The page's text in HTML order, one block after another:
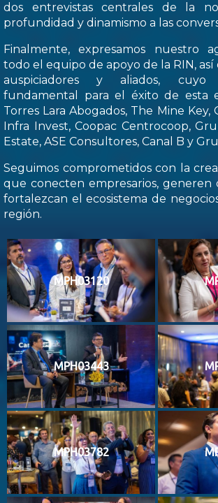
dos entrevistas centrales de la
profundidad y dinamismo a las
Finalmente, expresamos nuestro
todo el equipo de apoyo de la RIN,
auspiciadores y aliados,
fundamental para el éxito de esta
Torres Lara Abogados, The Mine Key,
Infra Invest, Coopac Centrocoop,
Estate, ASE Consultores, Canal B y
Seguimos comprometidos con la
que conecten empresarios, generen
fortalezcan el ecosistema de
región.
MPH03120
MPH03443
MPH03782